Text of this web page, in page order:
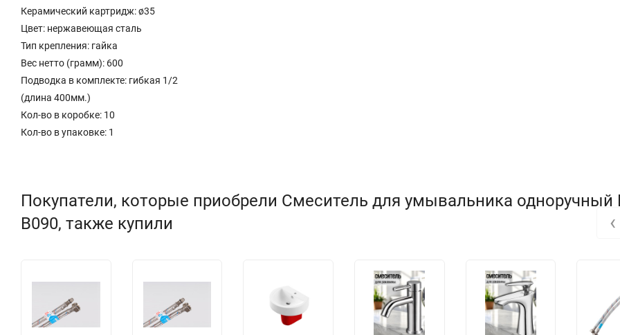
Керамический картридж: ø35
Цвет: нержавеющая сталь
Тип крепления: гайка
Вес нетто (грамм): 600
Подводка в комплекте: гибкая 1/2
(длина 400мм.)
Кол-во в коробке: 10
Кол-во в упаковке: 1
Покупатели, которые приобрели Смеситель для умывальника одноручный
B090, также купили
‹